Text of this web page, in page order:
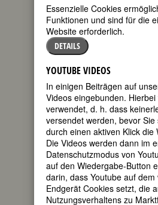
JOSEPHINE ZÜRCHER
(Dr. Josephine
Therese
Zürcher;
Josephine
Zürcher-
Fallscheer
[Ehename])
geboren am 1.
Oktober 1866
in Zürich
gestorben am
10. Juli 1932 in
Stuttgart
Essenzielle Cookies
Funktionen und sind für die
Website erforderlich.
DETAILS
YOUTUBE VIDEOS
In einigen Beiträgen auf
Videos eingebunden.
verwendet, d. h. dass
versendet werden, bevor
durch einen aktiven Klick die
Die Videos werden dann im
Datenschutzmodus von
auf den Wiedergabe-Button
darin, dass Youtube auf
Endgerät Cookies setzt, die
Nutzungsverhaltens zu